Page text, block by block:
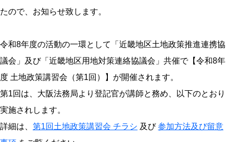
たので、お知らせ致します。
令和8年度の活動の一環として「近畿地区土地政策推進連携協
議会」及び「近畿地区用地対策連絡協議会」共催で【令和8年
度 土地政策講習会（第1回）】が開催されます。
第1回は、大阪法務局より登記官が講師と務め、以下のとおり
実施されします。
詳細は、 第1回土地政策講習会 チラシ 及び参加方法及び留意